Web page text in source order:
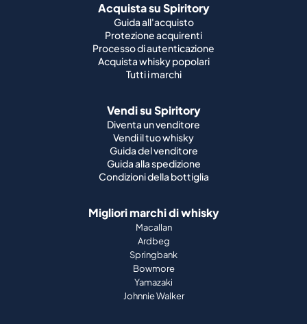
Acquista su Spiritory
Guida all'acquisto
Protezione acquirenti
Processo di autenticazione
Acquista whisky popolari
Tutti i marchi
Vendi su Spiritory
Diventa un venditore
Vendi il tuo whisky
Guida del venditore
Guida alla spedizione
Condizioni della bottiglia
Migliori marchi di whisky
Macallan
Ardbeg
Springbank
Bowmore
Yamazaki
Johnnie Walker